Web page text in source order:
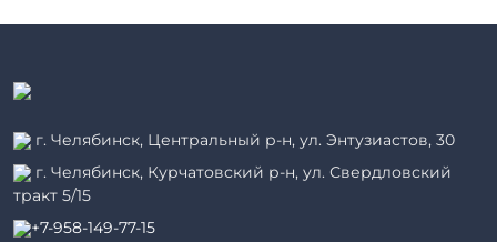
г. Челябинск, Центральный р-н, ул. Энтузиастов, 30
г. Челябинск, Курчатовский р-н, ул. Свердловский
тракт 5/15
+7-958-149-77-15